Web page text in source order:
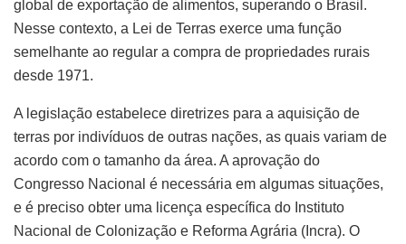
global de exportação de alimentos, superando o Brasil.
Nesse contexto, a Lei de Terras exerce uma função
semelhante ao regular a compra de propriedades rurais
desde 1971.
A legislação estabelece diretrizes para a aquisição de
terras por indivíduos de outras nações, as quais variam de
acordo com o tamanho da área. A aprovação do
Congresso Nacional é necessária em algumas situações,
e é preciso obter uma licença específica do Instituto
Nacional de Colonização e Reforma Agrária (Incra). O